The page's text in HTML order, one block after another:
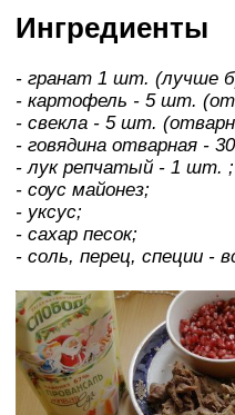
Ингредиенты
- гранат 1 шт. (лучше
- картофель - 5 шт.
- свекла - 5 шт.
- говядина отварная -
- лук репчатый - 1 шт. ;
- соус майонез;
- уксус;
- сахар песок;
- соль, перец, специи -